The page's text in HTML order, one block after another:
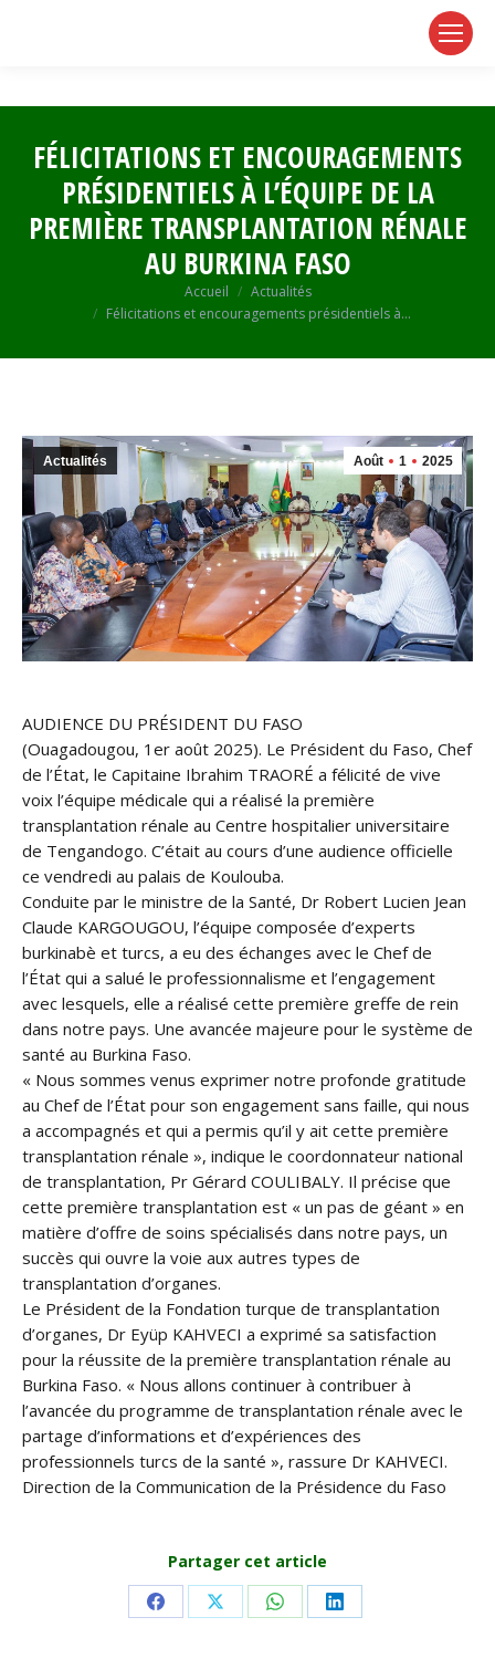
FÉLICITATIONS ET ENCOURAGEMENTS
PRÉSIDENTIELS À L’ÉQUIPE DE LA
PREMIÈRE TRANSPLANTATION RÉNALE
AU BURKINA FASO
Accueil
Actualités
Félicitations et encouragements présidentiels à…
Août 1 2025
Actualités
AUDIENCE DU PRÉSIDENT DU FASO
(Ouagadougou, 1er août 2025). Le Président du Faso, Chef
de l’État, le Capitaine Ibrahim TRAORÉ a félicité de vive
voix l’équipe médicale qui a réalisé la première
transplantation rénale au Centre hospitalier universitaire
de Tengandogo. C’était au cours d’une audience officielle
ce vendredi au palais de Koulouba.
Conduite par le ministre de la Santé, Dr Robert Lucien Jean
Claude KARGOUGOU, l’équipe composée d’experts
burkinabè et turcs, a eu des échanges avec le Chef de
l’État qui a salué le professionnalisme et l’engagement
avec lesquels, elle a réalisé cette première greffe de rein
dans notre pays. Une avancée majeure pour le système de
santé au Burkina Faso.
« Nous sommes venus exprimer notre profonde gratitude
au Chef de l’État pour son engagement sans faille, qui nous
a accompagnés et qui a permis qu’il y ait cette première
transplantation rénale », indique le coordonnateur national
de transplantation, Pr Gérard COULIBALY. Il précise que
cette première transplantation est « un pas de géant » en
matière d’offre de soins spécialisés dans notre pays, un
succès qui ouvre la voie aux autres types de
transplantation d’organes.
Le Président de la Fondation turque de transplantation
d’organes, Dr Eyüp KAHVECI a exprimé sa satisfaction
pour la réussite de la première transplantation rénale au
Burkina Faso. « Nous allons continuer à contribuer à
l’avancée du programme de transplantation rénale avec le
partage d’informations et d’expériences des
professionnels turcs de la santé », rassure Dr KAHVECI.
Direction de la Communication de la Présidence du Faso
Partager cet article
Share Share Share Share